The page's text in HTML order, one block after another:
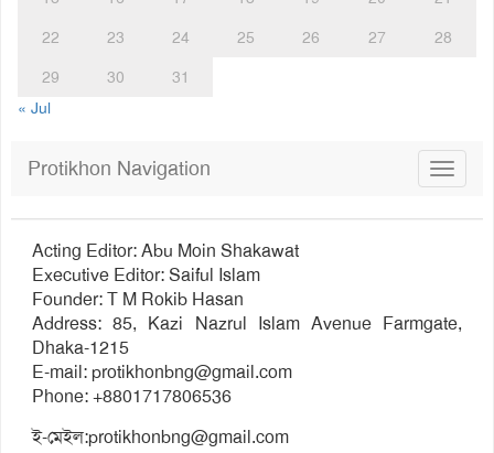
22
23 24 25 26 27
28
29
30
31
« Jul
Toggle
Protikhon Navigation
Acting Editor: Abu Moin Shakawat
Executive Editor: Saiful Islam
Founder: T M Rokib Hasan
Address: 85, Kazi Nazrul Islam Avenue Farmgate,
Dhaka-1215
E-mail:protikhonbng@gmail.com
Phone: +8801717806536
ই-মেইল:protikhonbng@gmail.com